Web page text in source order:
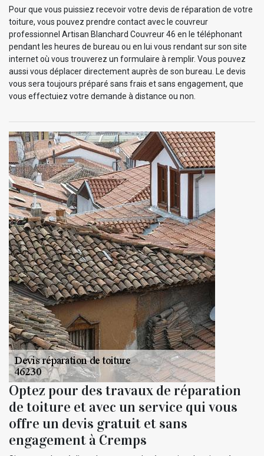
Pour que vous puissiez recevoir votre devis de réparation de votre
toiture, vous pouvez prendre contact avec le couvreur
professionnel Artisan Blanchard Couvreur 46 en le téléphonant
pendant les heures de bureau ou en lui vous rendant sur son site
internet où vous trouverez un formulaire à remplir. Vous pouvez
aussi vous déplacer directement auprès de son bureau. Le devis
vous sera toujours préparé sans frais et sans engagement, que
vous effectuiez votre demande à distance ou non.
Optez pour des travaux de réparation
de toiture et avec un service qui vous
offre un devis gratuit et sans
engagement à Cremps